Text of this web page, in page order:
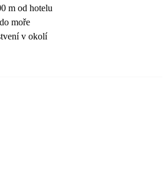
m od hotelu
moře
v okolí